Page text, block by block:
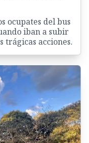
ocupates del bus
iban a subir
trágicas acciones.